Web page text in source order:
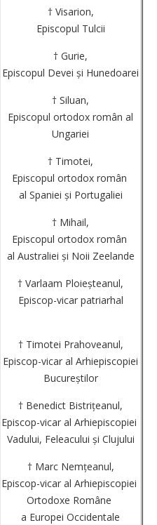
† Visarion,
Episcopul Tulcii
† Gurie,
Episcopul Devei și Hunedoarei
† Siluan,
Episcopul ortodox român al
Ungariei
† Timotei,
Episcopul ortodox român
al Spaniei și Portugaliei
† Mihail,
Episcopul ortodox român
al Australiei și Noii Zeelande
† Varlaam Ploieșteanul,
Episcop-vicar patriarhal
† Timotei Prahoveanul,
Episcop-vicar al Arhiepiscopiei
Bucureștilor
† Benedict Bistrițeanul,
Episcop-vicar al Arhiepiscopiei
Vadului, Feleacului și Clujului
† Marc Nemțeanul,
Episcop-vicar al Arhiepiscopiei
Ortodoxe Române
a Europei Occidentale